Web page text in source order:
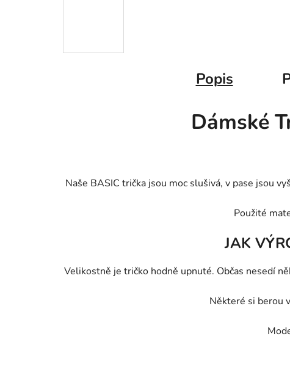
Popis
Dámské
Naše BASIC trička jsou moc slušivá, v pase jsou
Použité
JAK
Velikostně je tričko hodně upnuté. Občas nesedí
Některé si berou